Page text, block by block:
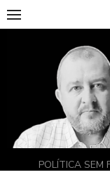
Skip
to
POLÍTICA SEM